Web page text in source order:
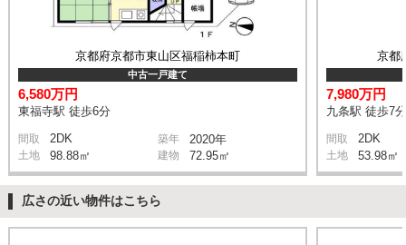
京都府京都市東山区福稲柿本町
中古一戸建て
6,580万円
東福寺駅 徒歩6分
間取 2DK 築年 2020年
土地 98.88㎡ 建物 72.95㎡
京都
7,980万円
九条駅 徒歩7分
間取 2DK
土地 53.98㎡
広さの近い物件はこちら